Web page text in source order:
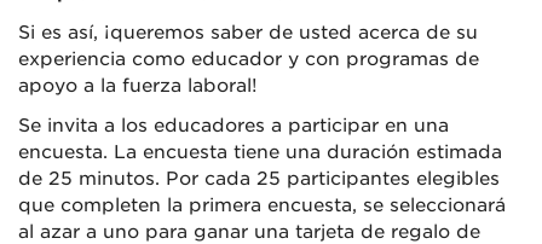
Si es así, ¡queremos saber de usted acerca de su
experiencia como educador y con programas de
apoyo a la fuerza laboral!
Se invita a los educadores a participar en una
encuesta. La encuesta tiene una duración estimada
de 25 minutos. Por cada 25 participantes elegibles
que completen la primera encuesta, se seleccionará
al azar a uno para ganar una tarjeta de regalo de